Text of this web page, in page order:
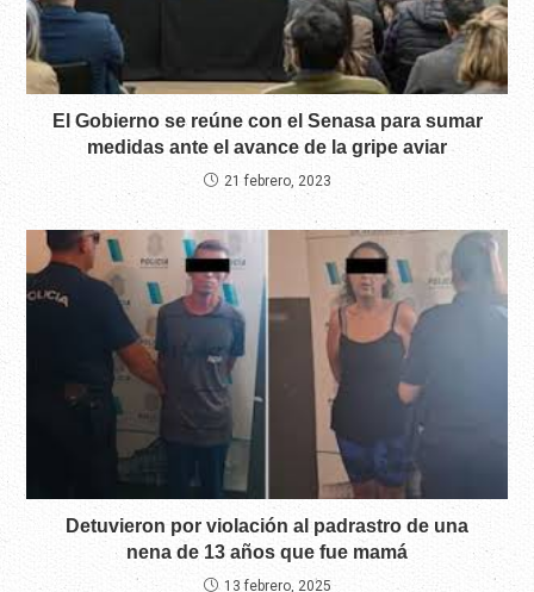
El Gobierno se reúne con el Senasa para sumar
medidas ante el avance de la gripe aviar
21 febrero, 2023
Detuvieron por violación al padrastro de una
nena de 13 años que fue mamá
13 febrero, 2025